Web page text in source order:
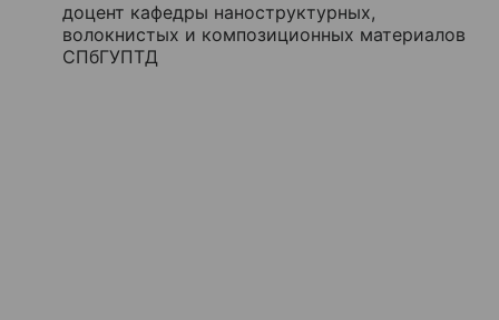
доцент кафедры наноструктурных,
волокнистых и композиционных материалов
СПбГУПТД